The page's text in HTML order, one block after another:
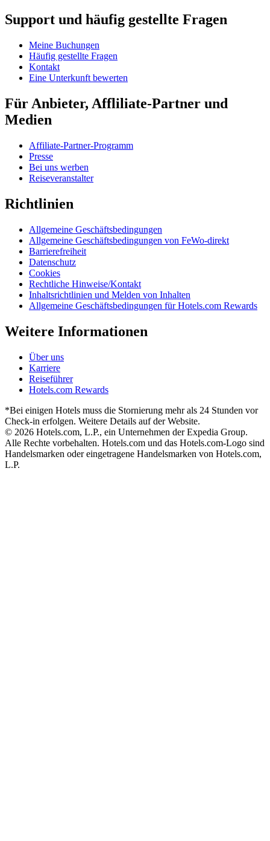
Support und häufig gestellte Fragen
Meine Buchungen
Häufig gestellte Fragen
Kontakt
Eine Unterkunft bewerten
Für Anbieter, Affliliate-Partner und
Medien
Affiliate-Partner-Programm
Presse
Bei uns werben
Reiseveranstalter
Richtlinien
Allgemeine Geschäftsbedingungen
Allgemeine Geschäftsbedingungen von FeWo-direkt
Barrierefreiheit
Datenschutz
Cookies
Rechtliche Hinweise/Kontakt
Inhaltsrichtlinien und Melden von Inhalten
Allgemeine Geschäftsbedingungen für Hotels.com Rewards
Weitere Informationen
Über uns
Karriere
Reiseführer
Hotels.com Rewards
*Bei einigen Hotels muss die Stornierung mehr als 24 Stunden vor
Check-in erfolgen. Weitere Details auf der Website.
© 2026 Hotels.com, L.P., ein Unternehmen der Expedia Group.
Alle Rechte vorbehalten. Hotels.com und das Hotels.com-Logo sind
Handelsmarken oder eingetragene Handelsmarken von Hotels.com,
L.P.